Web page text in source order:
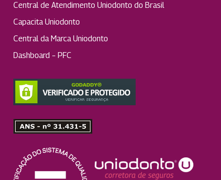
Central de Atendimento Uniodonto do Brasil
Capacita Uniodonto
Central da Marca Uniodonto
Dashboard – PFC